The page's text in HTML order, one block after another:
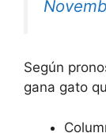
Según
gana gato